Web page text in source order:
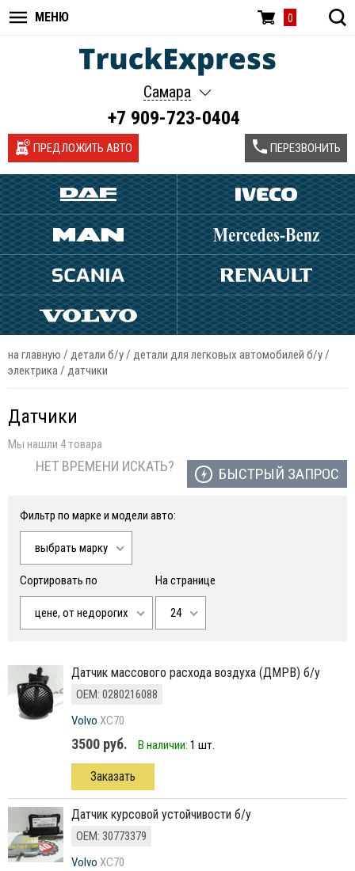
МЕНЮ 0
Самара
+7 909-723-0404
ПРЕДЛОЖИТЬ АВТО
на главную / детали б/у/ детали для легковых автомобилей б/у/
электрика/ датчики
Датчики
Мы нашли 4 товара
НЕТ ВРЕМЕНИ ИСКАТЬ? БЫСТРЫЙ ЗАПРОС
Фильтр по марке и модели авто:
выбрать марку
Сортировать по
цене, от недорогих
На странице
24
датчик массового расхода воздуха (ДМРВ) б/у
ОЕМ: 0280216088
Volvo XC70
3500 руб. В наличии: 1 шт.
Заказать
датчик курсовой устойчивости б/у
ОЕМ: 30773379
Volvo XC70